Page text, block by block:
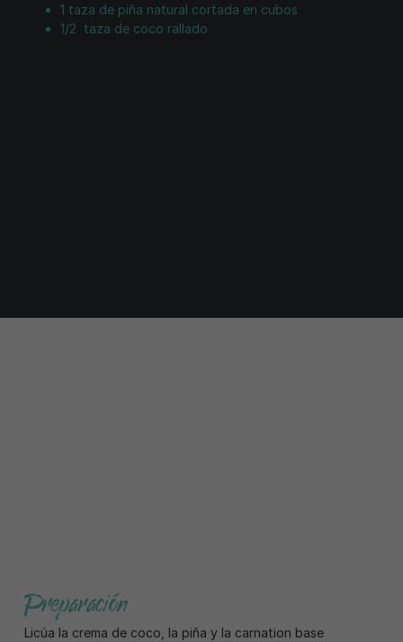
1 taza de piña natural cortada en cubos
1/2 taza de coco rallado
Preparación
Licúa la crema de coco, la piña y la carnation base